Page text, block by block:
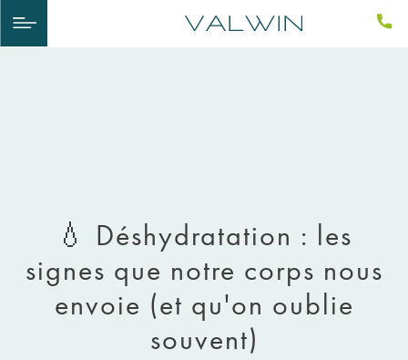
💧 Déshydratation : les
signes que notre corps nous
envoie (et qu'on oublie
souvent)